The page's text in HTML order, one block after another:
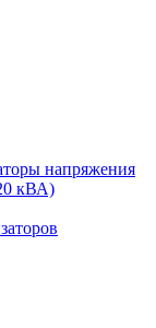
напряжения
кВА)